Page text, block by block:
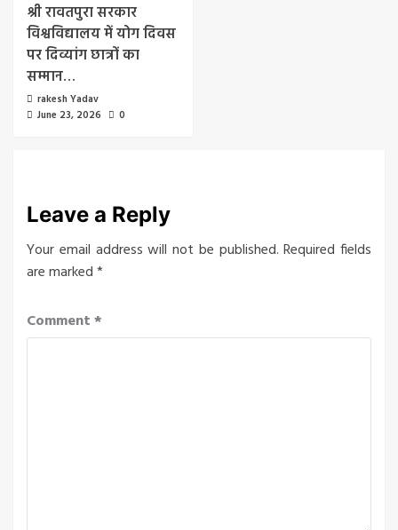
श्री रावतपुरा सरकार
विश्वविद्यालय में योग दिवस
पर दिव्यांग छात्रों का
सम्मान…
rakesh Yadav
June 23, 2026
0
Leave a Reply
Your email address will not be published. Required fields
are marked*
Comment*